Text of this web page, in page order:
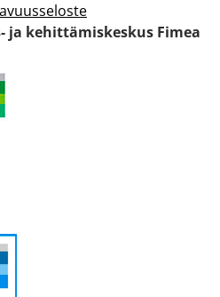
ja kehittämiskeskus Fimea